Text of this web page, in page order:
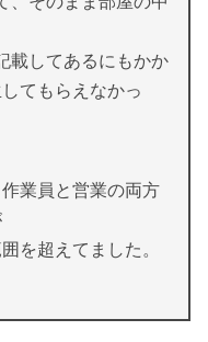
載してあるにもかか
てもらえなかっ
業員と営業の両方
を超えてました。